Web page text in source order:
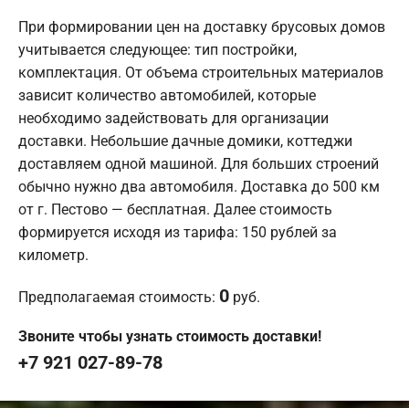
При формировании цен на доставку брусовых домов
учитывается следующее: тип постройки,
комплектация. От объема строительных материалов
зависит количество автомобилей, которые
необходимо задействовать для организации
доставки. Небольшие дачные домики, коттеджи
доставляем одной машиной. Для больших строений
обычно нужно два автомобиля. Доставка до 500 км
от г. Пестово — бесплатная. Далее стоимость
формируется исходя из тарифа: 150 рублей за
километр.
Предполагаемая стоимость: 0 руб.
Звоните чтобы узнать стоимость доставки!
+7 921 027-89-78